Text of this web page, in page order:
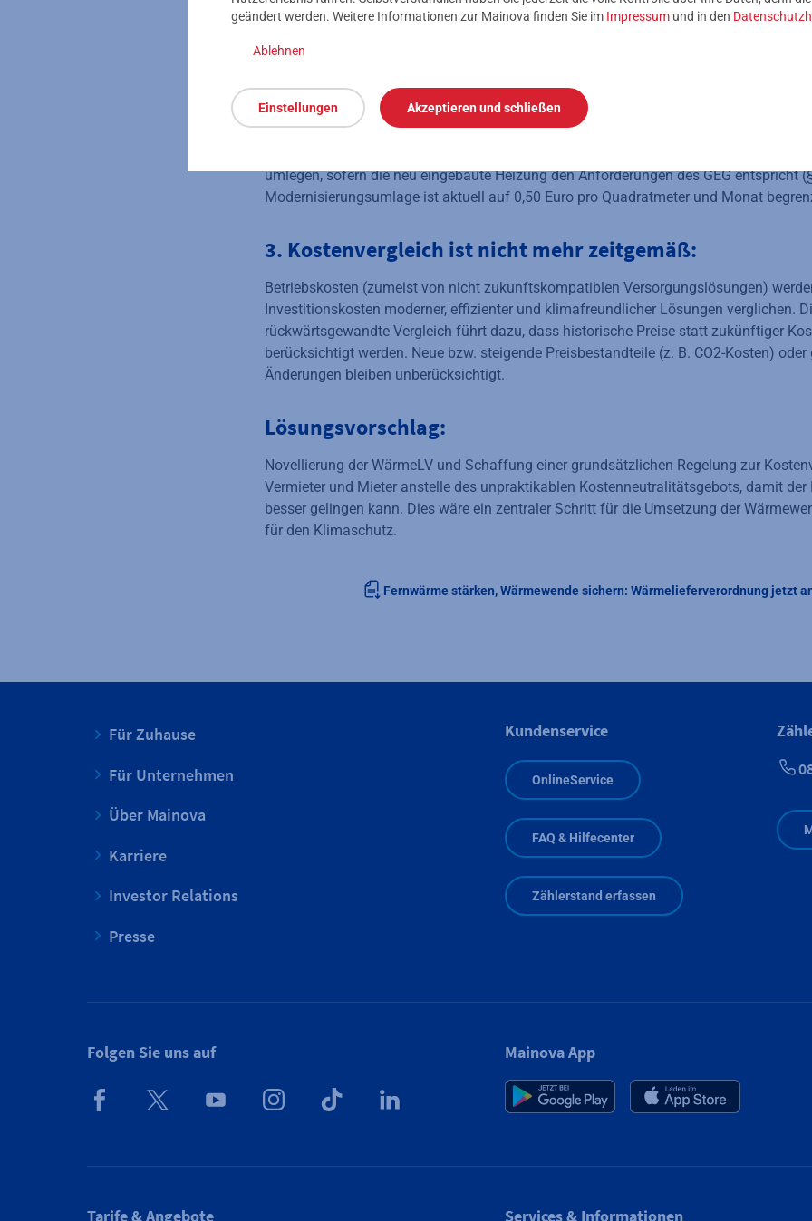
geändert werden. Weitere Informationen zur Mainova finden Sie im Impressum und in den
Ablehnen
Einstellungen Akzeptieren und schließen
hinausgehende Kosten sind vom Vermieter zu tragen. Dadurch verliert ein
Vermieter häufig seine wirtschaftliche Grundlage, sodass eine Umstellung meist nicht
2. Eigenversorgerlösungen werden gesetzlich präferiert:
Bei einem Wechsel der Eigenversorgung, z. B. durch den Einbau einer Wärmepumpe,
umlegen, sofern die neu eingebaute Heizung den Anforderungen des GEG entspricht
Modernisierungsumlage ist aktuell auf 0,50 Euro pro Quadratmeter und Monat
3. Kostenvergleich ist nicht mehr zeitgemäß:
Betriebskosten (zumeist von nicht zukunftskompatiblen Versorgungslösungen)
Investitionskosten moderner, effizienter und klimafreundlicher Lösungen verglichen.
rückwärtsgewandte Vergleich führt dazu, dass historische Preise statt zukünftiger
berücksichtigt werden. Neue bzw. steigende Preisbestandteile (z. B. CO2-Kosten) oder
Änderungen bleiben unberücksichtigt.
Lösungsvorschlag:
Novellierung der WärmeLV und Schaffung einer grundsätzlichen Regelung zur
Vermieter und Mieter anstelle des unpraktikablen Kostenneutralitätsgebots, damit der
besser gelingen kann. Dies wäre ein zentraler Schritt für die Umsetzung der
für den Klimaschutz.
Fernwärme stärken, Wärmewende sichern: Wärmelieferverordnung jetzt
Für Zuhause
Für Unternehmen
Über Mainova
Karriere
Investor Relations
Presse
Kundenservice
OnlineService
FAQ & Hilfecenter
Zählerstand erfassen
Folgen Sie uns auf Mainova App
Tarife & Angebote Services & Informationen